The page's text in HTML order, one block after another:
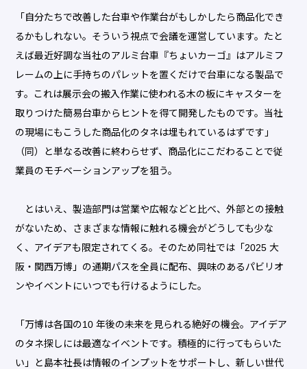
「自分たちで改善した台車や作業台がもしかしたら商品化でき
るかもしれない。そういう視点で会議を運営しています。たと
えば最近好調な当社のアルミ台車『ちょいカーゴ』はアルミフ
レームの上に手持ちのパレットを置くだけで台車になる製品で
す。これは展示会の搬入作業に使われる木の板にキャスターを
取りつけた簡易台車からヒントを得て開発したものです。当社
の現場にもこうした商品化のタネは埋もれているはずです」
（同）と単なる改善に終わらせず、商品化にこだわることで従
業員のモチベーションアップを狙う。
とはいえ、製造部門は営業や広報などと比べ、外部との接触
がないため、さまざまな情報に触れる機会がどうしても少な
く、アイデアも限定されてくる。そのため同社では「2025 大
阪・関西万博」の通期パスを全員に配布、興味のあるパビリオ
ンやイベントにいつでも行けるようにした。
「万博は各国の10 年後の未来を見られる絶好の機会。アイデア
のタネ探しには最適なイベントです。積極的に行ってもらいた
い」と島本社長は情報のインプットをサポートし、新しい世代